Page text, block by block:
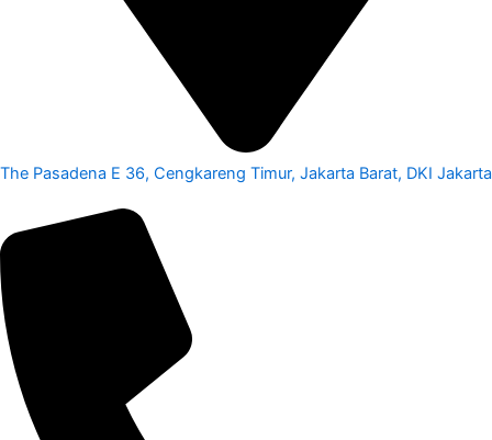
The Pasadena E 36, Cengkareng Timur, Jakarta Barat, DKI Jakarta